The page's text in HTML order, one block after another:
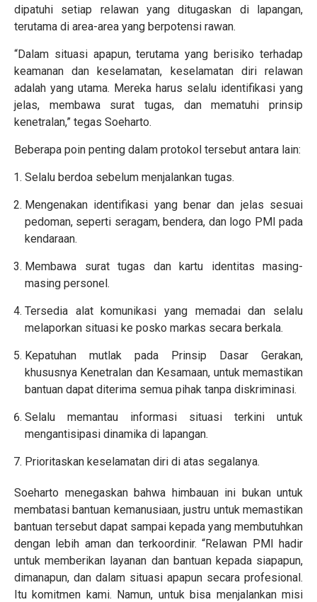
dipatuhi setiap relawan yang ditugaskan di lapangan,
terutama di area-area yang berpotensi rawan.
“Dalam situasi apapun, terutama yang berisiko terhadap
keamanan dan keselamatan, keselamatan diri relawan
adalah yang utama. Mereka harus selalu identifikasi yang
jelas, membawa surat tugas, dan mematuhi prinsip
kenetralan,” tegas Soeharto.
Beberapa poin penting dalam protokol tersebut antara lain:
Selalu berdoa sebelum menjalankan tugas.
Mengenakan identifikasi yang benar dan jelas sesuai
pedoman, seperti seragam, bendera, dan logo PMI pada
kendaraan.
Membawa surat tugas dan kartu identitas masing-
masing personel.
Tersedia alat komunikasi yang memadai dan selalu
melaporkan situasi ke posko markas secara berkala.
Kepatuhan mutlak pada Prinsip Dasar Gerakan,
khususnya Kenetralan dan Kesamaan, untuk memastikan
bantuan dapat diterima semua pihak tanpa diskriminasi.
Selalu memantau informasi situasi terkini untuk
mengantisipasi dinamika di lapangan.
Prioritaskan keselamatan diri di atas segalanya.
Soeharto menegaskan bahwa himbauan ini bukan untuk
membatasi bantuan kemanusiaan, justru untuk memastikan
bantuan tersebut dapat sampai kepada yang membutuhkan
dengan lebih aman dan terkoordinir. “Relawan PMI hadir
untuk memberikan layanan dan bantuan kepada siapapun,
dimanapun, dan dalam situasi apapun secara profesional.
Itu komitmen kami. Namun, untuk bisa menjalankan misi